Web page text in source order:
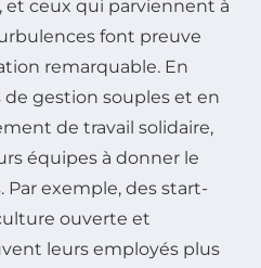
et ceux qui parviennent à
font preuve
remarquable. En
gestion souples et en
de travail solidaire,
équipes à donner le
Par exemple, des start-
ouverte et
leurs employés plus